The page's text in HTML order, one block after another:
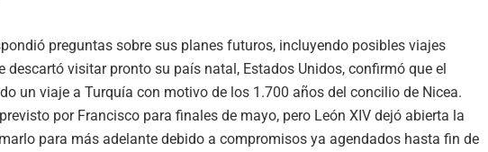
preguntas sobre sus planes futuros, incluyendo posibles viajes
descartó visitar pronto su país natal, Estados Unidos, confirmó que el
un viaje a Turquía con motivo de los 1.700 años del concilio de Nicea.
por Francisco para finales de mayo, pero León XIV dejó abierta la
para más adelante debido a compromisos ya agendados hasta fin de